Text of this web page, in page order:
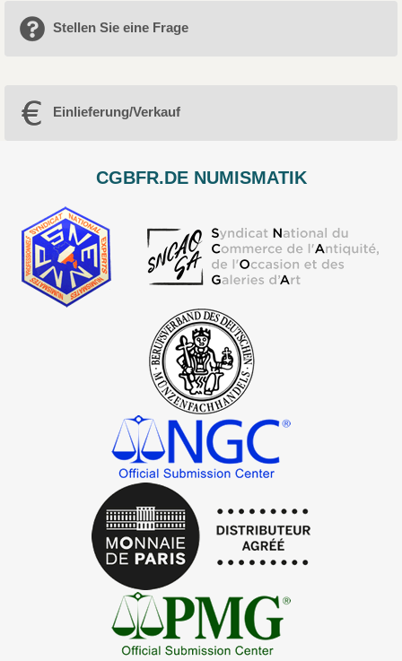
Stellen Sie eine Frage
Einlieferung/Verkauf
CGBFR.DE NUMISMATIK